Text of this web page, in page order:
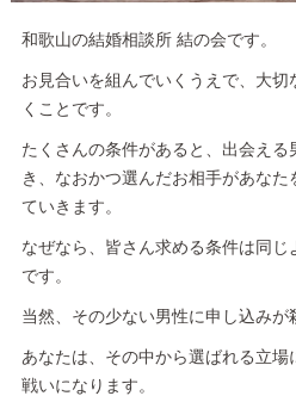
和歌山の結婚相談所 結の会です。
お見合いを組んでいくうえで、大
くことです。
たくさんの条件があると、出会え
き、なおかつ選んだお相手があな
ていきます。
なぜなら、皆さん求める条件は同じ
です。
当然、その少ない男性に申し込みが
あなたは、その中から選ばれる立
戦いになります。